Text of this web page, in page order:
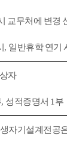
교무처에 변경
, 일반휴학 연기
자
, 성적증명서 1 부
자기설계전공